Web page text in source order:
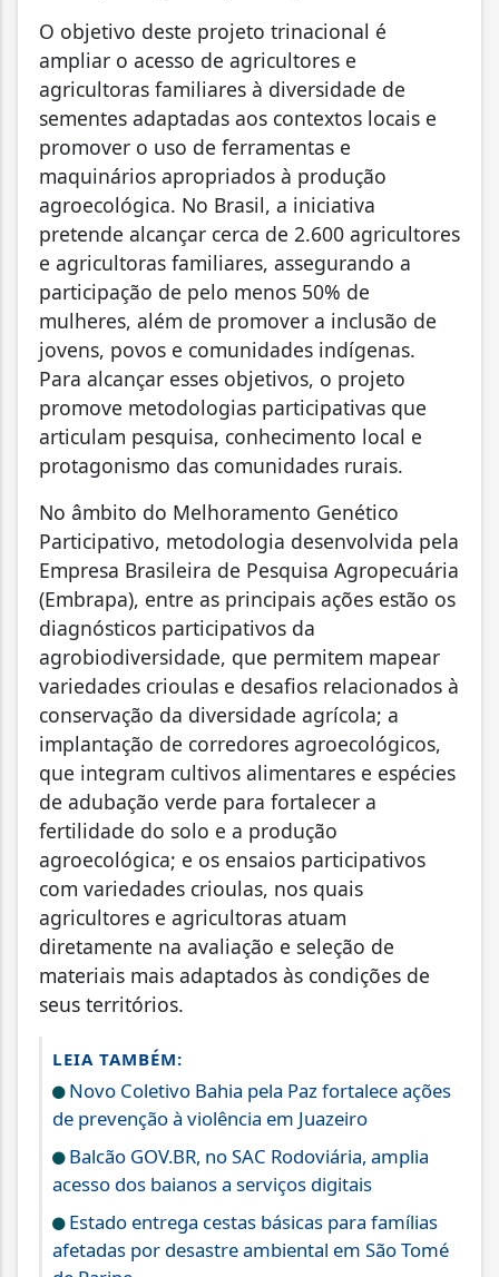
O objetivo deste projeto trinacional é
ampliar o acesso de agricultores e
agricultoras familiares à diversidade de
sementes adaptadas aos contextos locais e
promover o uso de ferramentas e
maquinários apropriados à produção
agroecológica. No Brasil, a iniciativa
pretende alcançar cerca de 2.600 agricultores
e agricultoras familiares, assegurando a
participação de pelo menos 50% de
mulheres, além de promover a inclusão de
jovens, povos e comunidades indígenas.
Para alcançar esses objetivos, o projeto
promove metodologias participativas que
articulam pesquisa, conhecimento local e
protagonismo das comunidades rurais.
No âmbito do Melhoramento Genético
Participativo, metodologia desenvolvida pela
Empresa Brasileira de Pesquisa Agropecuária
(Embrapa), entre as principais ações estão os
diagnósticos participativos da
agrobiodiversidade, que permitem mapear
variedades crioulas e desafios relacionados à
conservação da diversidade agrícola; a
implantação de corredores agroecológicos,
que integram cultivos alimentares e espécies
de adubação verde para fortalecer a
fertilidade do solo e a produção
agroecológica; e os ensaios participativos
com variedades crioulas, nos quais
agricultores e agricultoras atuam
diretamente na avaliação e seleção de
materiais mais adaptados às condições de
seus territórios.
LEIA TAMBÉM:
Novo Coletivo Bahia pela Paz fortalece ações
de prevenção à violência em Juazeiro
Balcão GOV.BR, no SAC Rodoviária, amplia
acesso dos baianos a serviços digitais
Estado entrega cestas básicas para famílias
afetadas por desastre ambiental em São Tomé